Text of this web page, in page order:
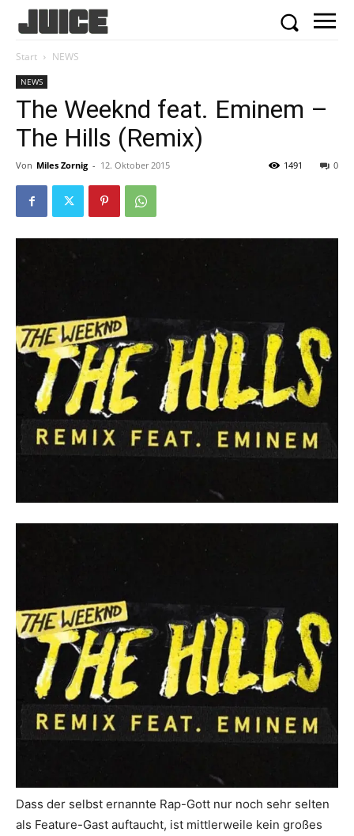
Start NEWS
NEWS
The Weeknd feat. Eminem –
The Hills (Remix)
Von Miles Zornig - 12. Oktober 2015 0
1491
Dass der selbst ernannte Rap-Gott nur noch sehr selten
als Feature-Gast auftaucht, ist mittlerweile kein großes